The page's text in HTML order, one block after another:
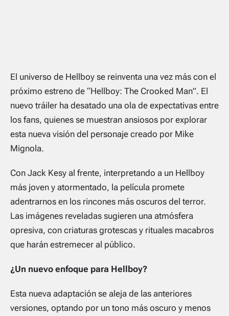
El universo de Hellboy se reinventa una vez más con el
próximo estreno de “Hellboy: The Crooked Man”. El
nuevo tráiler ha desatado una ola de expectativas entre
los fans, quienes se muestran ansiosos por explorar
esta nueva visión del personaje creado por Mike
Mignola.
Con Jack Kesy al frente, interpretando a un Hellboy
más joven y atormentado, la película promete
adentrarnos en los rincones más oscuros del terror.
Las imágenes reveladas sugieren una atmósfera
opresiva, con criaturas grotescas y rituales macabros
que harán estremecer al público.
¿Un nuevo enfoque para Hellboy?
Esta nueva adaptación se aleja de las anteriores
versiones, optando por un tono más oscuro y menos